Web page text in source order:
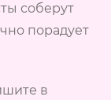
соберут
порадует
в